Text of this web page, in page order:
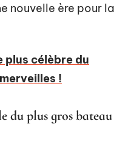
nouvelle ère pour la
plus célèbre du
!
du plus gros bateau